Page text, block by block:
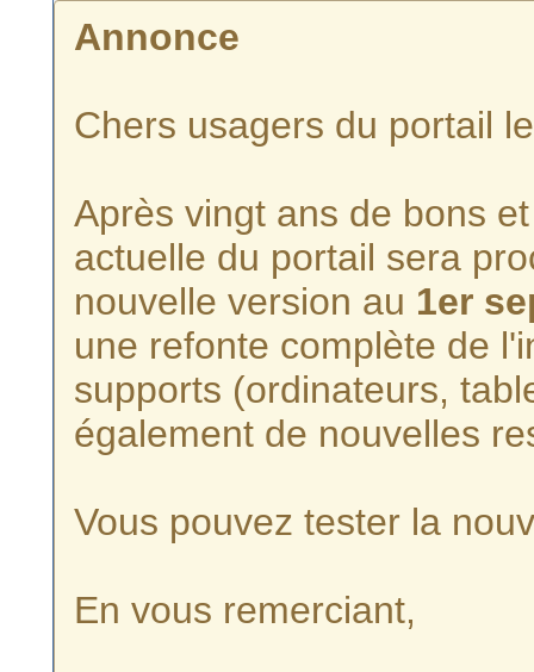
Annonce
Chers usagers du portail
Après vingt ans de bons
actuelle du portail sera
nouvelle version au 1er
une refonte complète de
supports (ordinateurs,
également de nouvelles
Vous pouvez tester la
En vous remerciant,